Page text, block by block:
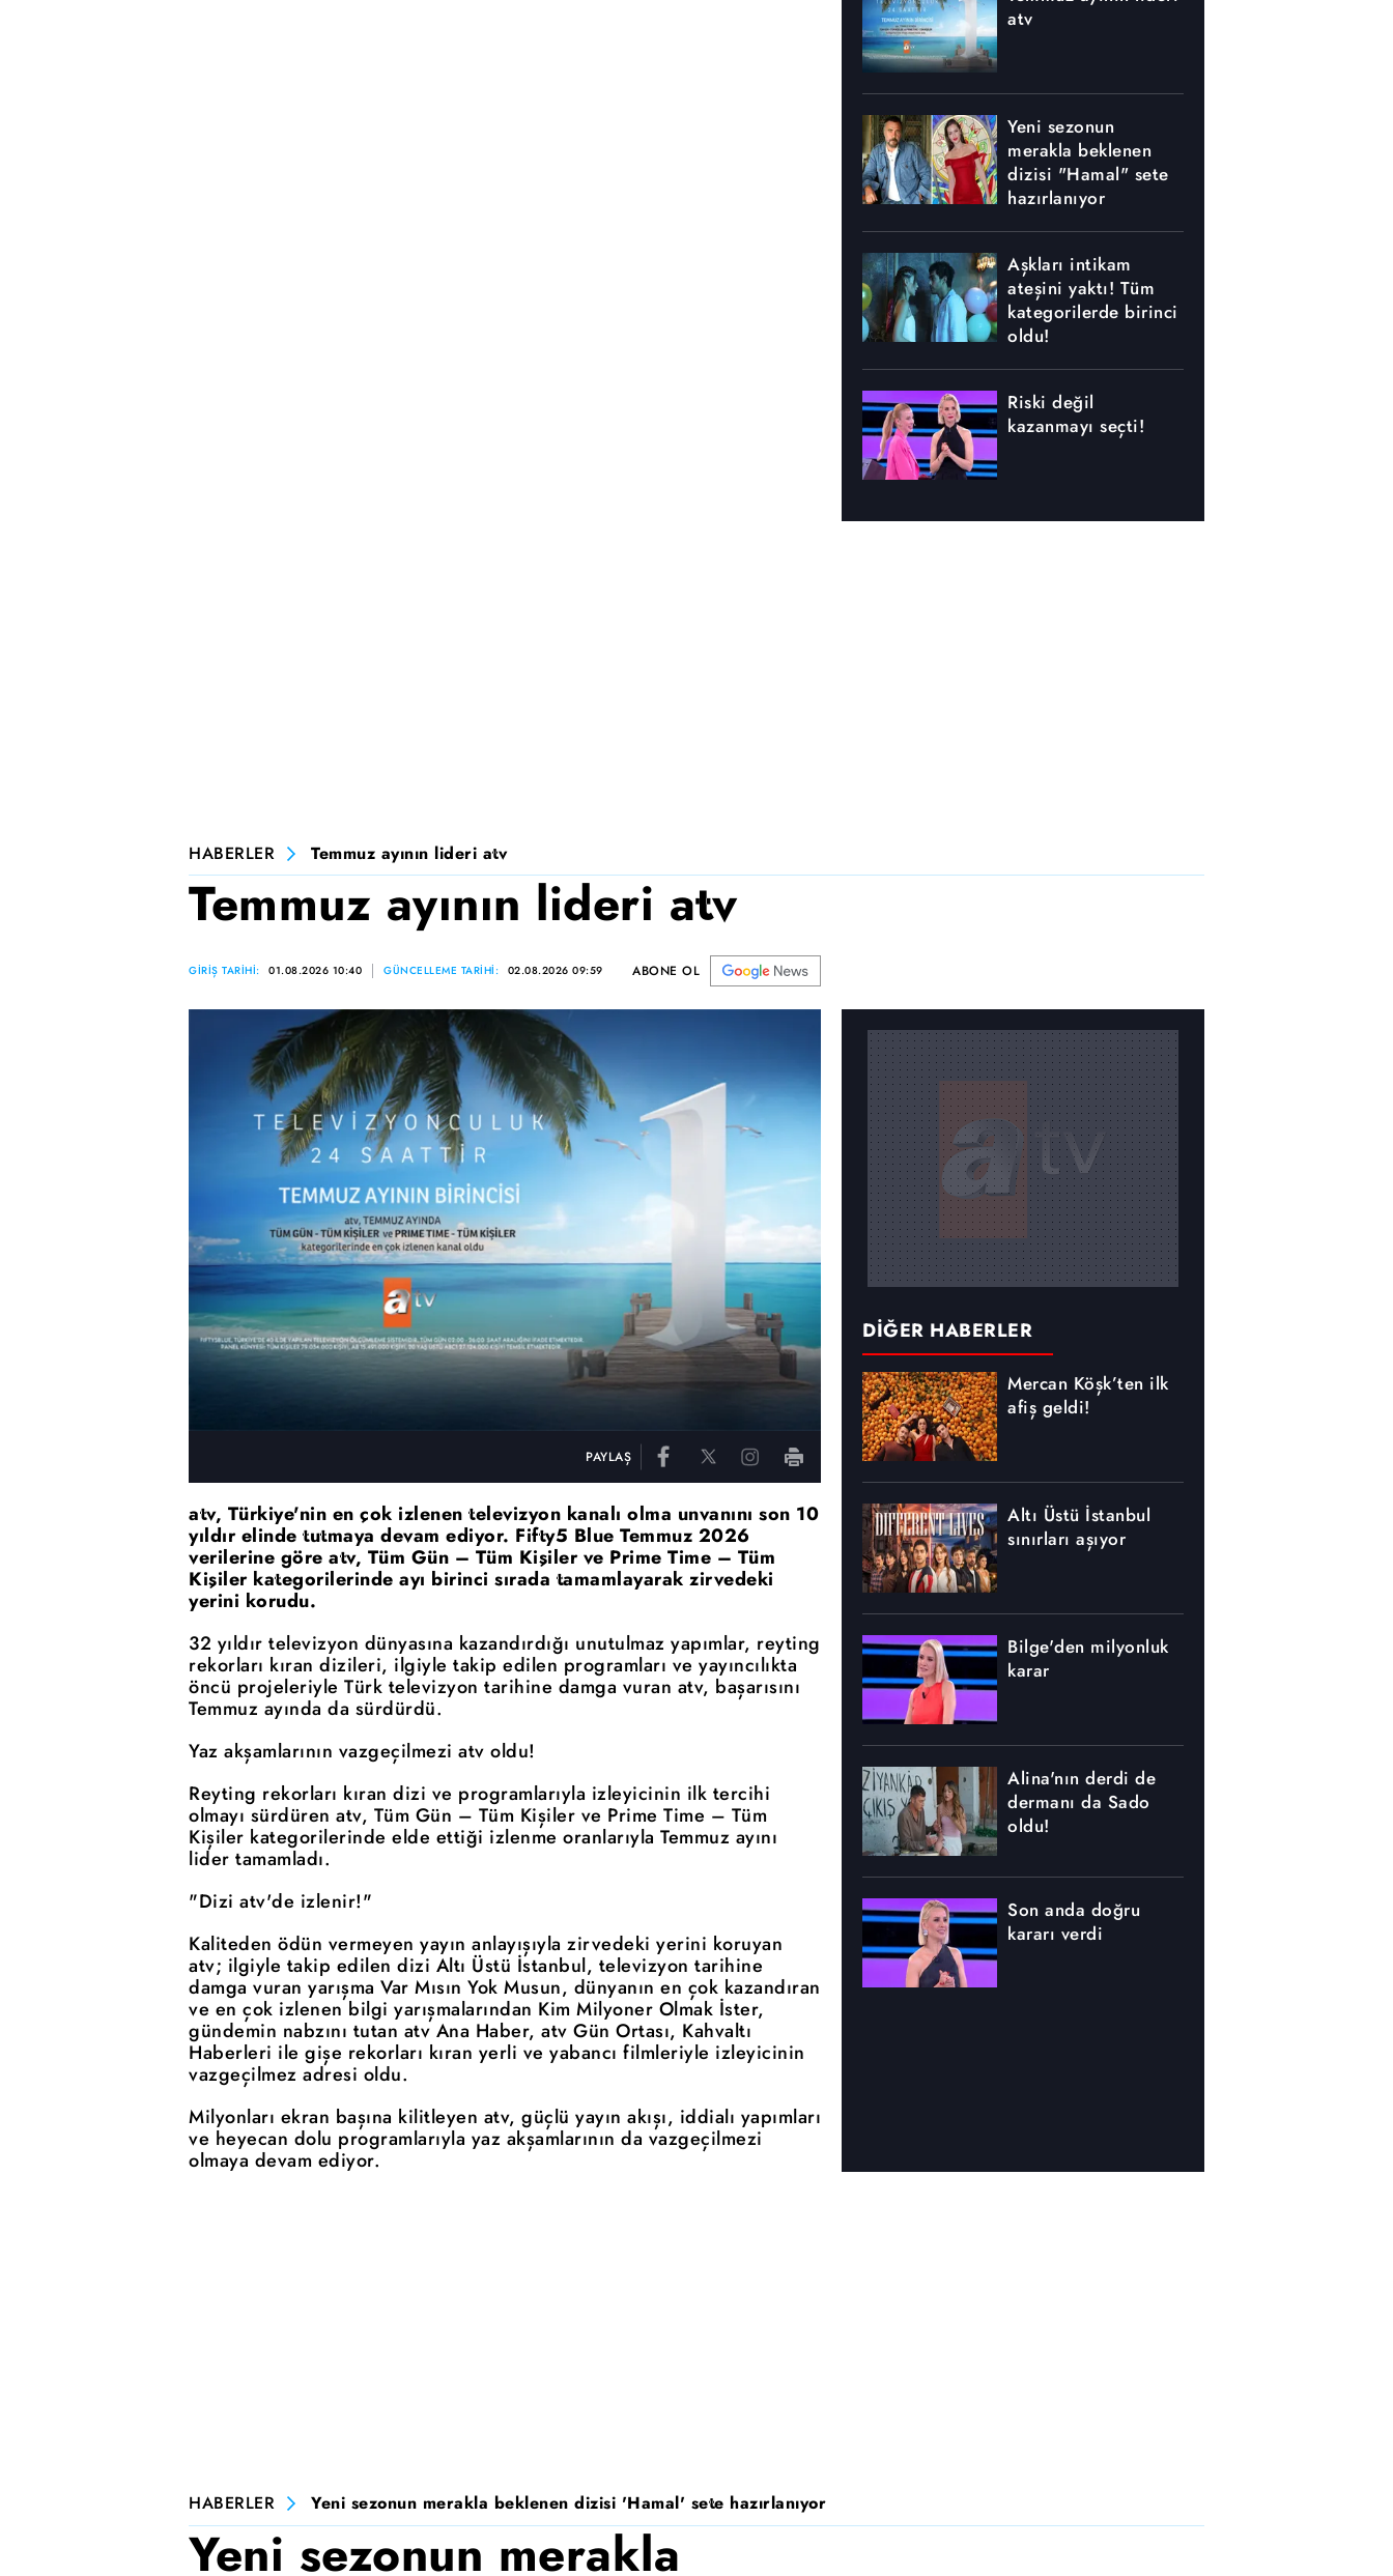
atv
Yeni sezonun
merakla beklenen
dizisi "Hamal" sete
hazırlanıyor
Aşkları intikam
ateşini yaktı! Tüm
kategorilerde birinci
oldu!
Riski değil
kazanmayı seçti!
HABERLER Temmuz ayının lideri atv
Temmuz ayının lideri atv
GİRİŞ TARİHİ: 01.08.2026 10:40 GÜNCELLEME TARİHİ: 02.08.2026 09:59 ABONE OL
PAYLAŞ
atv, Türkiye'nin en çok izlenen televizyon kanalı olma unvanını son 10
yıldır elinde tutmaya devam ediyor. Fifty5 Blue Temmuz 2026
verilerine göre atv, Tüm Gün – Tüm Kişiler ve Prime Time – Tüm
Kişiler kategorilerinde ayı birinci sırada tamamlayarak zirvedeki
yerini korudu.
32 yıldır televizyon dünyasına kazandırdığı unutulmaz yapımlar, reyting
rekorları kıran dizileri, ilgiyle takip edilen programları ve yayıncılıkta
öncü projeleriyle Türk televizyon tarihine damga vuran atv, başarısını
Temmuz ayında da sürdürdü.
Yaz akşamlarının vazgeçilmezi atv oldu!
Reyting rekorları kıran dizi ve programlarıyla izleyicinin ilk tercihi
olmayı sürdüren atv, Tüm Gün – Tüm Kişiler ve Prime Time – Tüm
Kişiler kategorilerinde elde ettiği izlenme oranlarıyla Temmuz ayını
lider tamamladı.
"Dizi atv'de izlenir!"
Kaliteden ödün vermeyen yayın anlayışıyla zirvedeki yerini koruyan
atv; ilgiyle takip edilen dizi Altı Üstü İstanbul, televizyon tarihine
damga vuran yarışma Var Mısın Yok Musun, dünyanın en çok kazandıran
ve en çok izlenen bilgi yarışmalarından Kim Milyoner Olmak İster,
gündemin nabzını tutan atv Ana Haber, atv Gün Ortası, Kahvaltı
Haberleri ile gişe rekorları kıran yerli ve yabancı filmleriyle izleyicinin
vazgeçilmez adresi oldu.
Milyonları ekran başına kilitleyen atv, güçlü yayın akışı, iddialı yapımları
ve heyecan dolu programlarıyla yaz akşamlarının da vazgeçilmezi
olmaya devam ediyor.
DİĞER HABERLER
Mercan Köşk’ten ilk
afiş geldi!
Altı Üstü İstanbul
sınırları aşıyor
Bilge'den milyonluk
karar
Alina'nın derdi de
dermanı da Sado
oldu!
Son anda doğru
kararı verdi
HABERLER Yeni sezonun merakla beklenen dizisi 'Hamal' sete hazırlanıyor
Yeni sezonun merakla